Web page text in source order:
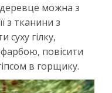
можна з
з тканини з
суху гілку,
повісити
в горщику.